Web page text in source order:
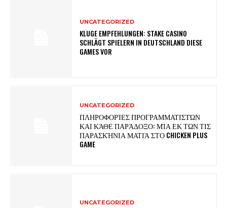
UNCATEGORIZED
KLUGE EMPFEHLUNGEN: STAKE CASINO
SCHLÄGT SPIELERN IN DEUTSCHLAND DIESE
GAMES VOR
UNCATEGORIZED
ΠΛΗΡΟΦΟΡΊΕΣ ΠΡΟΓΡΑΜΜΑΤΙΣΤΏΝ
ΚΑΙ ΚΆΘΕ ΠΑΡΆΔΟΞΟ: ΜΊΑ ΕΚ ΤΩΝ ΤΙΣ
ΠΑΡΑΣΚΉΝΙΑ ΜΑΤΙΆ ΣΤΟ CHICKEN PLUS
GAME
UNCATEGORIZED